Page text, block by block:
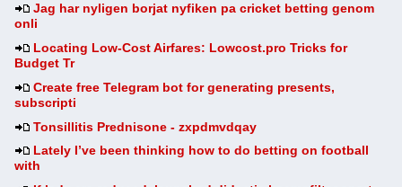
Jag har nyligen borjat nyfiken pa cricket betting genom
onli
Locating Low-Cost Airfares: Lowcost.pro Tricks for
Budget Tr
Create free Telegram bot for generating presents,
subscripti
Tonsillitis Prednisone - zxpdmvdqay
Lately I’ve been thinking how to do betting on football
with